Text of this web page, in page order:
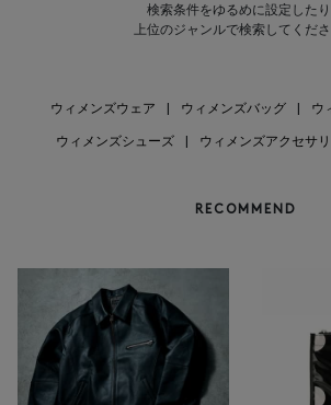
検索条件をゆるめに設定したり
上位のジャンルで検索してくださ
ウィメンズウェア ウィメンズバッグ ウ
ウィメンズシューズ ウィメンズアクセサ
RECOMMEND